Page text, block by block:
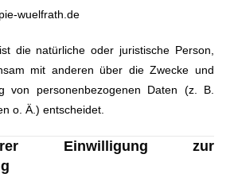
wuelfrath.de
die natürliche oder juristische Person,
mit anderen über die Zwecke und
von personenbezogenen Daten (z. B.
o. Ä.) entscheidet.
Einwilligung zur